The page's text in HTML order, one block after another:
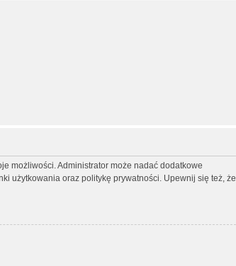
możliwości. Administrator może nadać dodatkowe
użytkowania oraz politykę prywatności. Upewnij się też, że